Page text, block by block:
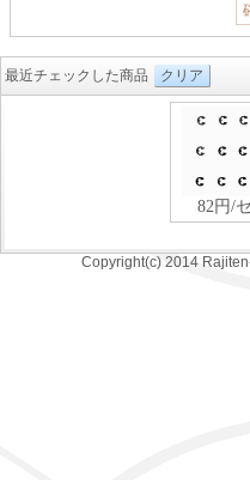
最近チェックした商品 クリア
Copyright(c) 2014